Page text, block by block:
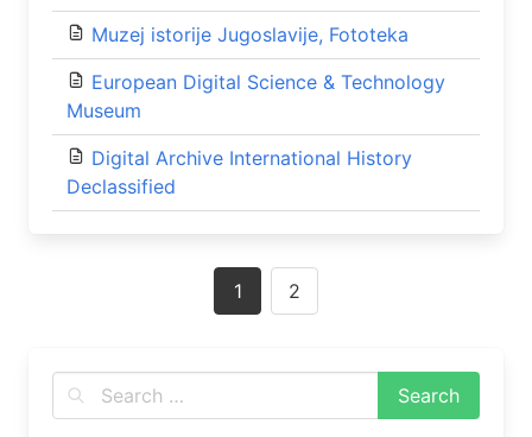
Muzej istorije Jugoslavije, Fototeka
European Digital Science & Technology
Museum
Digital Archive International History
Declassified
1 2